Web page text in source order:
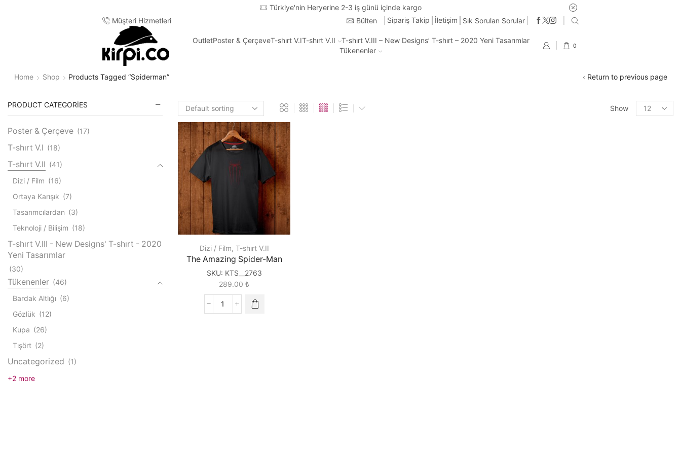
Türkiye'nin Heryerine 2-3 iş günü içinde kargo
Müşteri Hizmetleri
Bülten Sipariş Takip İletişim Sık Sorulan Sorular
OutletPoster & ÇerçeveT-shırt V.IT-shırt V.II
T-shırt V.III – New Designs’ T-shırt – 2020 Yeni Tasarımlar
Tükenenler
0
Home Shop Products Tagged “spiderman” Return to previous page
Show
Products
per
Dizi / Film, T-shırt V.II
The Amazing Spider-Man
SKU: KTS__2763
289.00 ₺
The
PRODUCT CATEGORIES
Poster & Çerçeve (17)
T-shırt V.I (18)
T-shırt V.II (41)
Dizi / Film (16)
Ortaya Karışık (7)
Tasarımcılardan (3)
Teknoloji / Bilişim (18)
T-shırt V.III - New Designs' T-shırt - 2020
Yeni Tasarımlar
(30)
Tükenenler (46)
Bardak Altlığı (6)
Gözlük (12)
Kupa (26)
Tışört (2)
Uncategorized (1)
+2 more